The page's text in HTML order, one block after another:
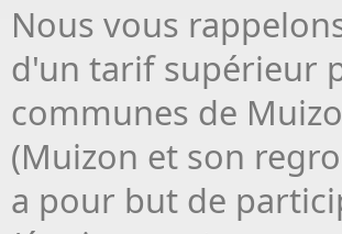
Nous vous
d'un tarif supérieur
communes de
(Muizon et son
a pour but de